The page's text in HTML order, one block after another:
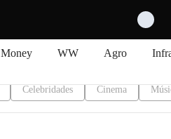
Money WW Agro
Celebridades Cinema